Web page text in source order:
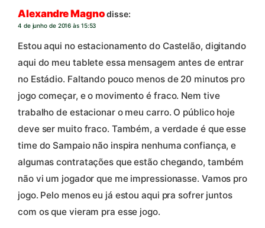
Alexandre Magno disse:
4 de junho de 2016 às 15:53
Estou aqui no estacionamento do Castelão, digitando
aqui do meu tablete essa mensagem antes de entrar
no Estádio. Faltando pouco menos de 20 minutos pro
jogo começar, e o movimento é fraco. Nem tive
trabalho de estacionar o meu carro. O público hoje
deve ser muito fraco. Também, a verdade é que esse
time do Sampaio não inspira nenhuma confiança, e
algumas contratações que estão chegando, também
não vi um jogador que me impressionasse. Vamos pro
jogo. Pelo menos eu já estou aqui pra sofrer juntos
com os que vieram pra esse jogo.